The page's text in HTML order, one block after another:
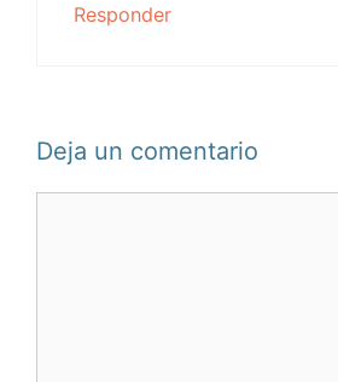
Responder
Deja un comentario